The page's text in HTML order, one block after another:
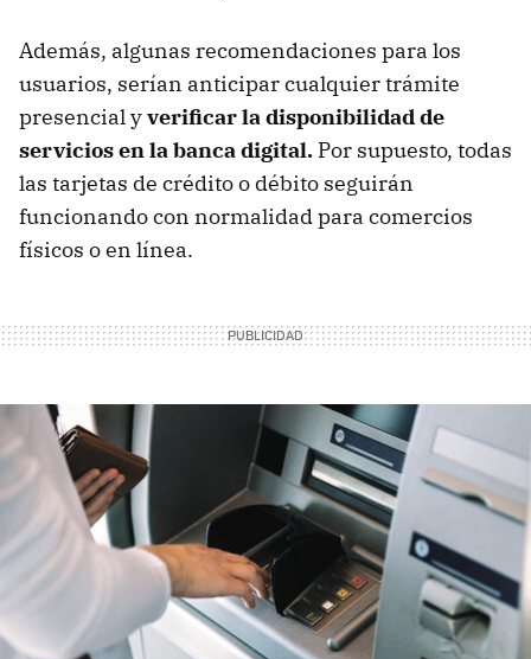
Además, algunas recomendaciones para los
usuarios, serían anticipar cualquier trámite
presencial yverificar la disponibilidad de
servicios en la banca digital. Por supuesto, todas
las tarjetas de crédito o débito seguirán
funcionando con normalidad para comercios
físicos o en línea.